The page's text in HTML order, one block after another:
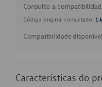
Consulte a
Código original consultado:
Compatibilidade
Características do